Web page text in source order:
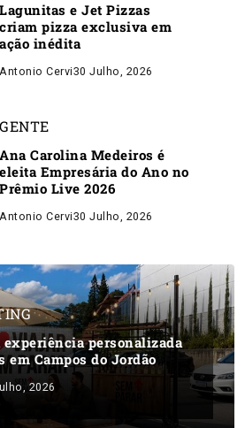
Lagunitas e Jet Pizzas
criam pizza exclusiva em
ação inédita
Antonio Cervi30 Julho, 2026
GENTE
Ana Carolina Medeiros é
eleita Empresária do Ano no
Prêmio Live 2026
Antonio Cervi30 Julho, 2026
experiência personalizada
em Campos do Jordão
2026